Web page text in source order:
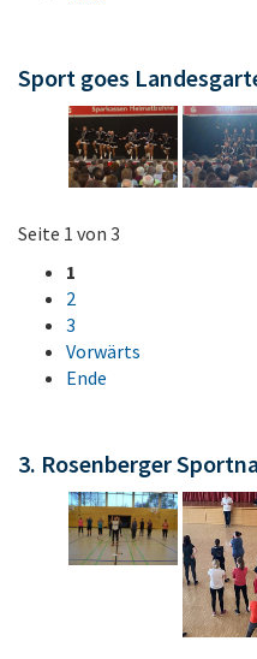
Sport goes
Seite 1 von 3
1
2
3
Vorwärts
Ende
3. Rosenberger